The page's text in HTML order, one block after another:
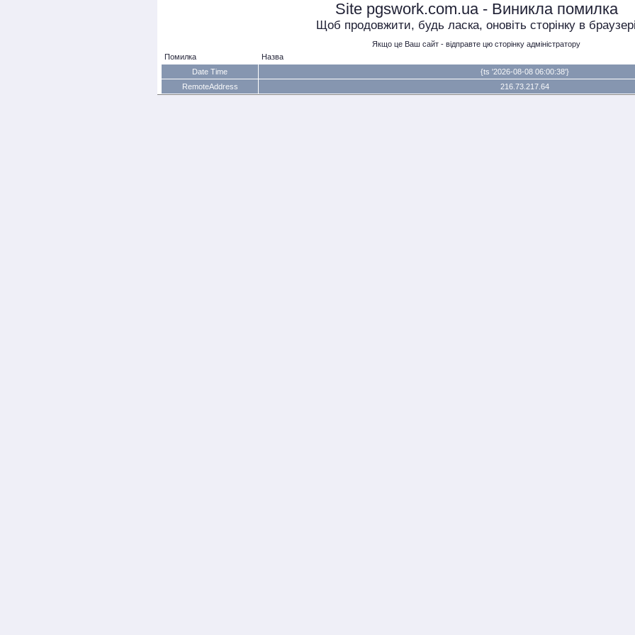
Site pgswork.com.ua - Виникла помилка
Щоб продовжити, будь ласка, оновіть сторінку в
Якщо це Ваш сайт - відправте цю сторінку адміністратору
Помилка
Назва
Date Time
{ts '2026-08-08 06:00:38'}
RemoteAddress
216.73.217.64